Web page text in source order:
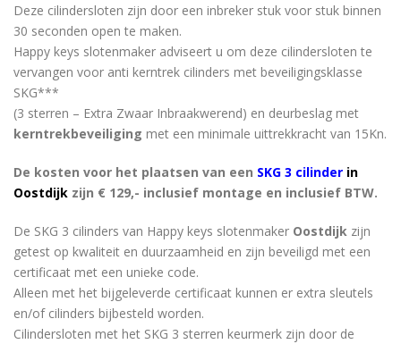
Deze cilindersloten zijn door een inbreker stuk voor stuk binnen
30 seconden open te maken.
Happy keys slotenmaker adviseert u om deze cilindersloten te
vervangen voor anti kerntrek cilinders met beveiligingsklasse
SKG***
(3 sterren – Extra Zwaar Inbraakwerend) en deurbeslag met
kerntrekbeveiliging met een minimale uittrekkracht van 15Kn.
De kosten voor het plaatsen van een SKG 3 cilinder in
Oostdijk zijn € 129,- inclusief montage en inclusief BTW.
De SKG 3 cilinders van Happy keys slotenmaker Oostdijk zijn
getest op kwaliteit en duurzaamheid en zijn beveiligd met een
certificaat met een unieke code.
Alleen met het bijgeleverde certificaat kunnen er extra sleutels
en/of cilinders bijbesteld worden.
Cilindersloten met het SKG 3 sterren keurmerk zijn door de